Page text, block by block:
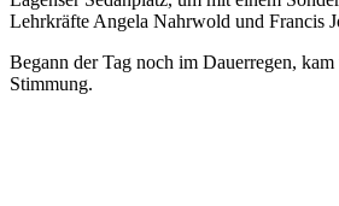
Lehrkräfte Angela Nahrwold und Francis
Begann der Tag noch im Dauerregen,
Stimmung.